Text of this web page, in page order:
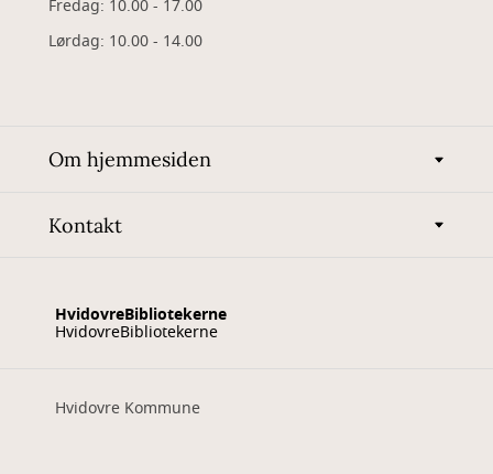
Fredag: 10.00 - 17.00
Lørdag: 10.00 - 14.00
Om hjemmesiden
Kontakt
HvidovreBibliotekerne
HvidovreBibliotekerne
Hvidovre Kommune